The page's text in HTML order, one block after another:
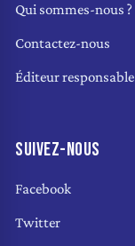
Qui sommes-nous ?
Contactez-nous
Éditeur responsable
SUIVEZ-NOUS
Facebook
Twitter